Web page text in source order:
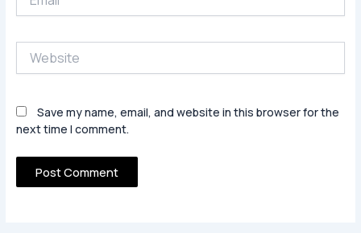
Save my name, email, and website in this browser for the
next time I comment.